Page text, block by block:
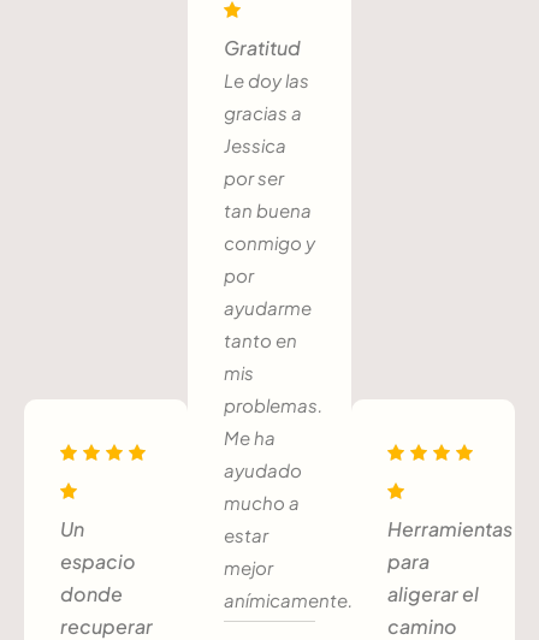
Un
espacio
donde
recuperar
Gratitud
Le doy las
gracias a
Jessica
por ser
tan buena
conmigo y
por
ayudarme
tanto en
mis
problemas.
Me ha
ayudado
mucho a
estar
mejor
anímicamente.
Herramientas
para
aligerar el
camino